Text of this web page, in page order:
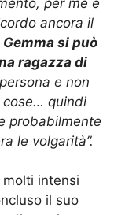
ancora il
Gemma si può
ragazza di
e non
cose… quindi
probabilmente
le volgarità”.
intensi
il suo